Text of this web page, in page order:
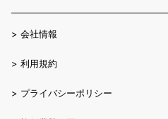
> 会社情報
> 利用規約
> プライバシーポリシー